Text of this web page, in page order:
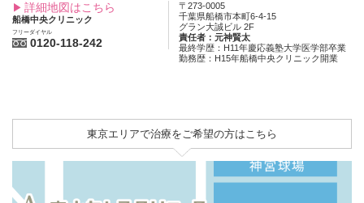
詳細地図はこちら
船橋中央クリニック
フリーダイヤル
0120-118-242
〒273-0005
千葉県船橋市本町6-4-15
グラン大誠ビル 2F
責任者：元神賢太
最終学歴：H11年慶応義塾大学医学部卒業
勤務歴：H15年船橋中央クリニック開業
東京エリアで治療をご希望の方はこちら